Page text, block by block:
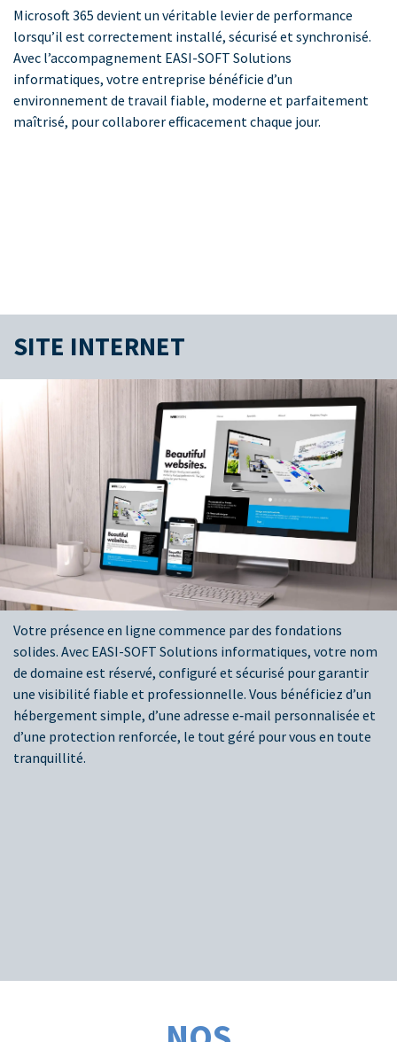
Microsoft 365 devient un véritable levier de performance
lorsqu’il est correctement installé, sécurisé et synchronisé.
Avec l’accompagnement EASI-SOFT Solutions
informatiques, votre entreprise bénéficie d’un
environnement de travail fiable, moderne et parfaitement
maîtrisé, pour collaborer efficacement chaque jour.
SITE INTERNET
Votre présence en ligne commence par des fondations
solides. Avec EASI-SOFT Solutions informatiques, votre nom
de domaine est réservé, configuré et sécurisé pour garantir
une visibilité fiable et professionnelle. Vous bénéficiez d’un
hébergement simple, d’une adresse e‑mail personnalisée et
d’une protection renforcée, le tout géré pour vous en toute
tranquillité.